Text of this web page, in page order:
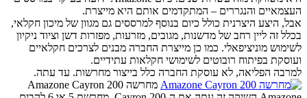
העצמאיים והנגררים – המתקדמים אותם היא מייצרת.
אבל, היצע היצרנית כולל כיום בנוסף למרססים גם מגוון של מיכון חקלאי,
בכלל זה ליין רחב של מדשנות, מגובים, מזרעות, מפזרות דשן וציוד ניקיון
לשימוש מוניציפאלי. כמו כן מייצרת החברה מבנים לצרכים חקלאיים
ועוסקת בפיתוח רובוטים לשימושי חקלאות עתידיים.
למרבה הפליאה, לא עוסקת החברה כלל בייצור מחרשות. עד עתה.
מחרשה Amazone Cayron 200